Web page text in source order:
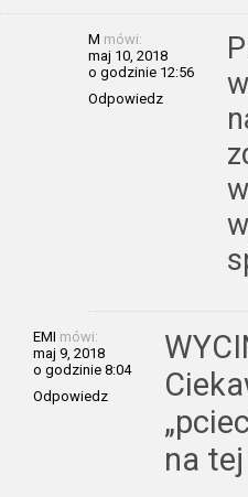
M mówi:
maj 10, 2018
o godzinie 12:56
Odpowiedz
EMI mówi:
maj 9, 2018
o godzinie 8:04
Odpowiedz
na